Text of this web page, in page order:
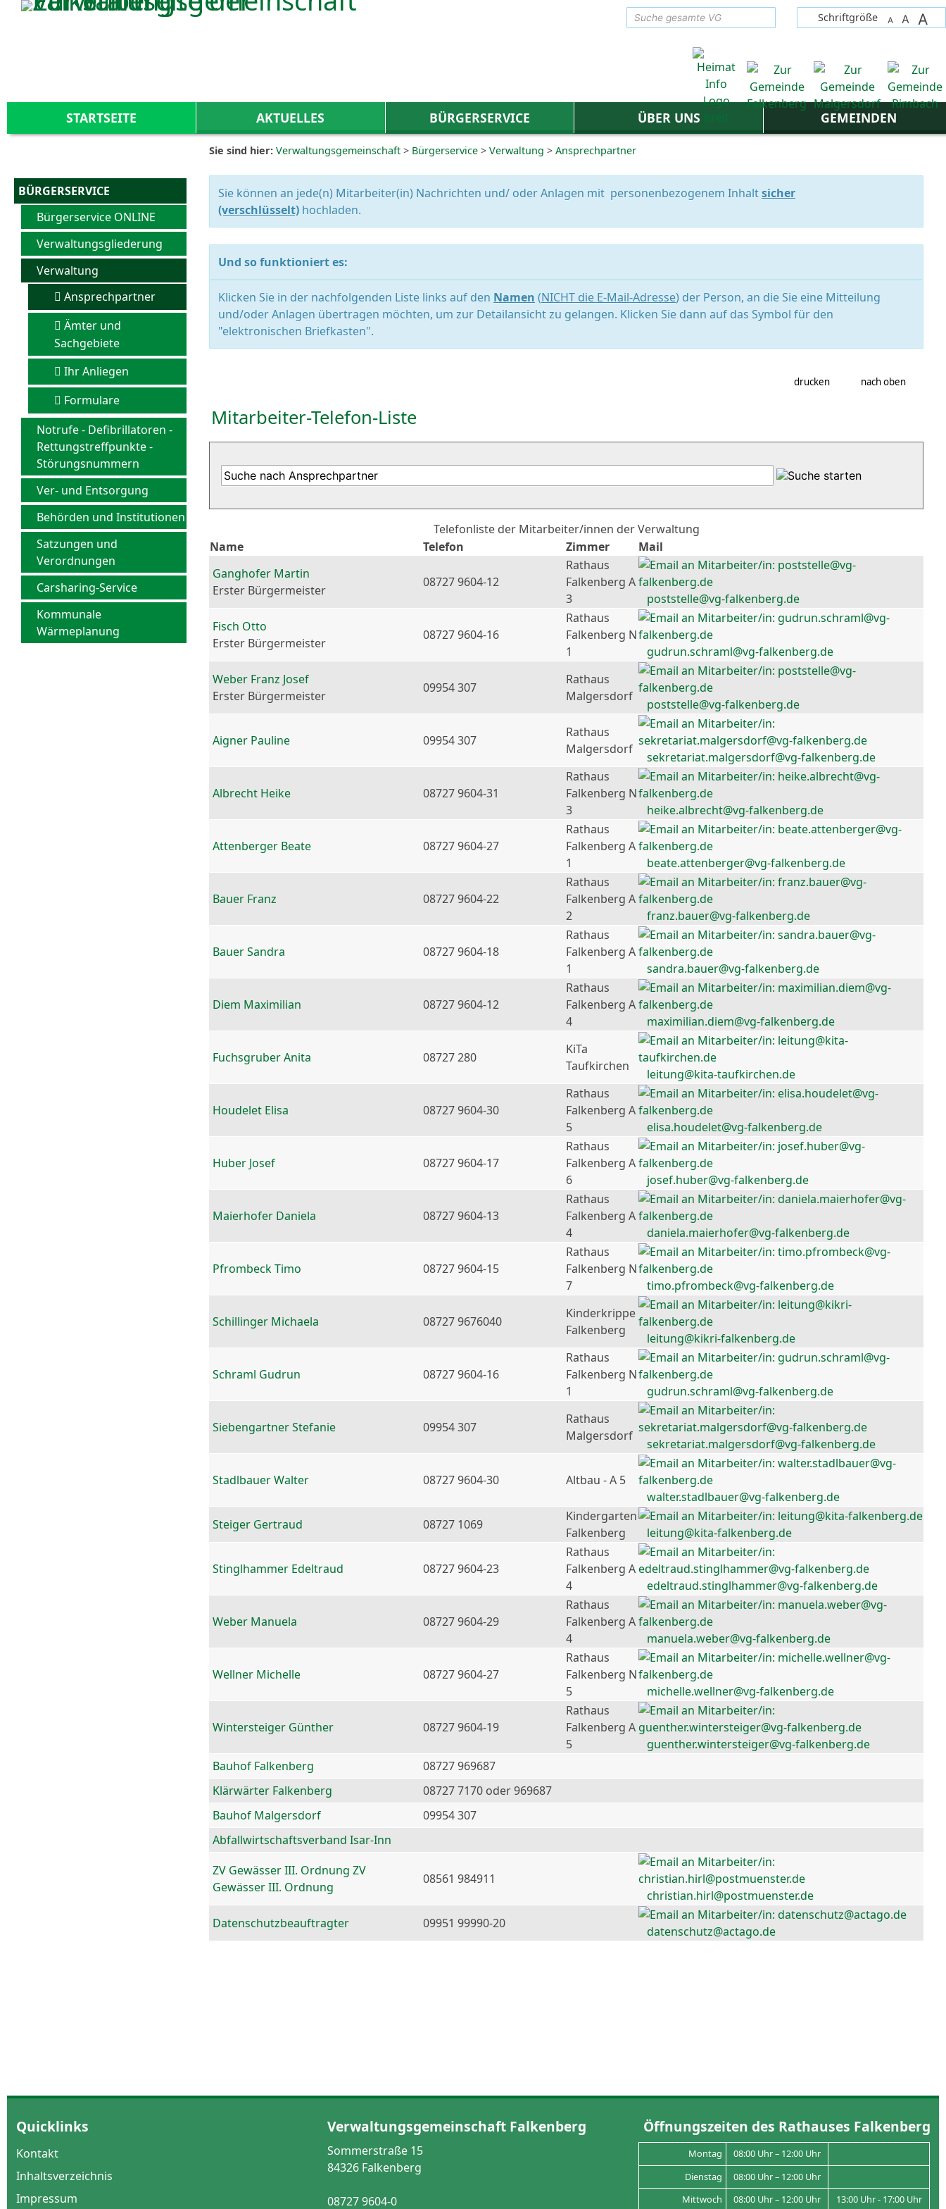
Zum Inhalt,zur Navigationoderzur Startseitespringen.
Schriftgröße A A A
STARTSEITE AKTUELLES BÜRGERSERVICE ÜBER UNS GEMEINDEN
BÜRGERSERVICE
Bürgerservice ONLINE
Verwaltungsgliederung
Verwaltung
Ansprechpartner
Ämter und
Sachgebiete
Ihr Anliegen
Formulare
Notrufe - Defibrillatoren -
Rettungstreffpunkte -
Störungsnummern
Ver- und Entsorgung
Behörden und Institutionen
Satzungen und
Verordnungen
Carsharing-Service
Kommunale
Wärmeplanung
Sie sind hier: Verwaltungsgemeinschaft > Bürgerservice > Verwaltung > Ansprechpartner
Sie können an jede(n) Mitarbeiter(in) Nachrichten und/ oder Anlagen mit personenbezogenem Inhaltsicher
(verschlüsselt) hochladen.
Und so funktioniert es:
Klicken Sie in der nachfolgenden Liste links auf den Namen (NICHT die E-Mail-Adresse) der Person, an die Sie eine Mitteilung
und/oder Anlagen übertragen möchten, um zur Detailansicht zu gelangen. Klicken Sie dann auf das Symbol für den
"elektronischen Briefkasten".
drucken nach oben
Mitarbeiter-Telefon-Liste
Telefonliste der Mitarbeiter/innen der Verwaltung
Name
Telefon Zimmer
Mail
Ganghofer Martin
Erster Bürgermeister
08727 9604-12
Rathaus
Falkenberg A
3
poststelle@vg-falkenberg.de
Fisch Otto
Erster Bürgermeister
08727 9604-16
Rathaus
Falkenberg N
1
gudrun.schraml@vg-falkenberg.de
Weber Franz Josef
Erster Bürgermeister
09954 307
Rathaus
Malgersdorf
poststelle@vg-falkenberg.de
Aigner Pauline 09954 307
Rathaus
Malgersdorf
sekretariat.malgersdorf@vg-falkenberg.de
Albrecht Heike 08727 9604-31
Rathaus
Falkenberg N
3
heike.albrecht@vg-falkenberg.de
Attenberger Beate 08727 9604-27
Rathaus
Falkenberg A
1
beate.attenberger@vg-falkenberg.de
Bauer Franz 08727 9604-22
Rathaus
Falkenberg A
2
franz.bauer@vg-falkenberg.de
Bauer Sandra 08727 9604-18
Rathaus
Falkenberg A
1
sandra.bauer@vg-falkenberg.de
Diem Maximilian 08727 9604-12
Rathaus
Falkenberg A
4
maximilian.diem@vg-falkenberg.de
Fuchsgruber Anita 08727 280
KiTa
Taufkirchen
leitung@kita-taufkirchen.de
Houdelet Elisa 08727 9604-30
Rathaus
Falkenberg A
5
elisa.houdelet@vg-falkenberg.de
Huber Josef 08727 9604-17
Rathaus
Falkenberg A
6
josef.huber@vg-falkenberg.de
Maierhofer Daniela 08727 9604-13
Rathaus
Falkenberg A
4
daniela.maierhofer@vg-falkenberg.de
Pfrombeck Timo 08727 9604-15
Rathaus
Falkenberg N
7
timo.pfrombeck@vg-falkenberg.de
Schillinger Michaela 08727 9676040
Kinderkrippe
Falkenberg
leitung@kikri-falkenberg.de
Schraml Gudrun 08727 9604-16
Rathaus
Falkenberg N
1
gudrun.schraml@vg-falkenberg.de
Siebengartner Stefanie 09954 307
Rathaus
Malgersdorf
sekretariat.malgersdorf@vg-falkenberg.de
Stadlbauer Walter 08727 9604-30
Altbau - A 5
walter.stadlbauer@vg-falkenberg.de
Steiger Gertraud
08727 1069
Kindergarten
Falkenberg
leitung@kita-falkenberg.de
Stinglhammer Edeltraud 08727 9604-23
Rathaus
Falkenberg A
4
edeltraud.stinglhammer@vg-falkenberg.de
Weber Manuela 08727 9604-29
Rathaus
Falkenberg A
4
manuela.weber@vg-falkenberg.de
Wellner Michelle 08727 9604-27
Rathaus
Falkenberg N
5
michelle.wellner@vg-falkenberg.de
Wintersteiger Günther 08727 9604-19
Rathaus
Falkenberg A
5
guenther.wintersteiger@vg-falkenberg.de
Bauhof Falkenberg
08727 969687
Klärwärter Falkenberg
08727 7170 oder 969687
Bauhof Malgersdorf
09954 307
Abfallwirtschaftsverband Isar-Inn
ZV Gewässer III. Ordnung ZV
Gewässer III. Ordnung
08561 984911
christian.hirl@postmuenster.de
Datenschutzbeauftragter
09951 99990-20
datenschutz@actago.de
Quicklinks
Kontakt
Inhaltsverzeichnis
Impressum
Verwaltungsgemeinschaft Falkenberg
Sommerstraße 15
84326 Falkenberg
08727 9604-0
Öffnungszeiten des Rathauses Falkenberg
Montag
08:00 Uhr – 12:00 Uhr
Dienstag
08:00 Uhr – 12:00 Uhr
Mittwoch
08:00 Uhr – 12:00 Uhr 13:00 Uhr - 17:00 Uhr